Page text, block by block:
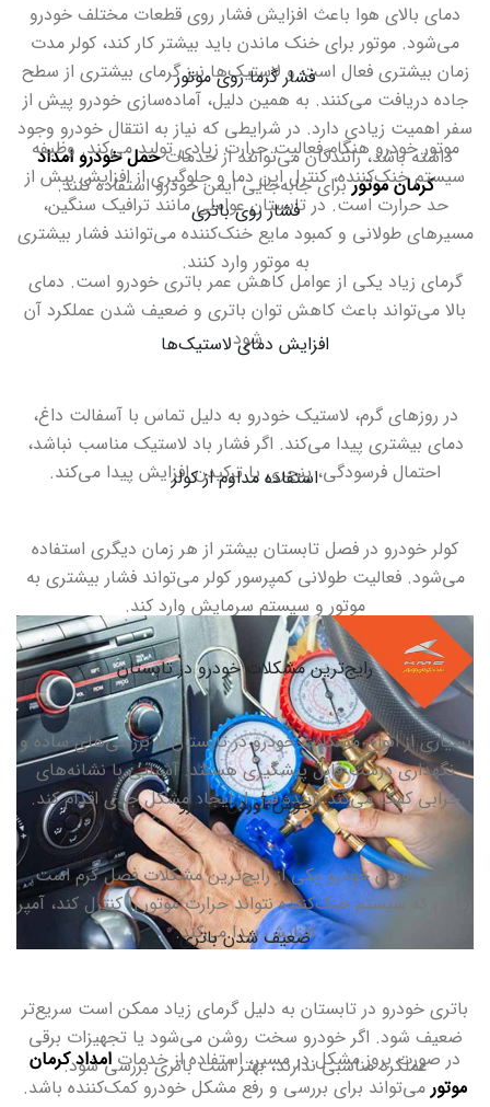
دمای بالای هوا باعث افزایش فشار روی قطعات مختلف خودرو
می‌شود. موتور برای خنک ماندن باید بیشتر کار کند، کولر مدت
زمان بیشتری فعال است و لاستیک‌ها نیز گرمای بیشتری از سطح
جاده دریافت می‌کنند. به همین دلیل، آماده‌سازی خودرو پیش از
سفر اهمیت زیادی دارد. در شرایطی که نیاز به انتقال خودرو وجود
داشته باشد، رانندگان می‌توانند از خدماتحمل خودرو امداد
کرمان موتوربرای جابه‌جایی ایمن خودرو استفاده کنند.
فشار گرما روی موتور
موتور خودرو هنگام فعالیت حرارت زیادی تولید می‌کند. وظیفه
سیستم خنک‌کننده، کنترل این دما و جلوگیری از افزایش بیش از
حد حرارت است.در تابستان عواملی مانند ترافیک سنگین،
مسیرهای طولانی و کمبود مایع خنک‌کننده می‌توانند فشار بیشتری
به موتور وارد کنند.
فشار روی باتری
گرمای زیاد یکی از عوامل کاهش عمر باتری خودرو است. دمای
بالا می‌تواند باعث کاهش توان باتری و ضعیف شدن عملکرد آن
شود.
افزایش دمای لاستیک‌ها
در روزهای گرم، لاستیک خودرو به دلیل تماس با آسفالت داغ،
دمای بیشتری پیدا می‌کند. اگر فشار باد لاستیک مناسب نباشد،
احتمال فرسودگی، پنچری یا ترکیدن افزایش پیدا می‌کند. استفاده مداوم از کولر
کولر خودرو در فصل تابستان بیشتر از هر زمان دیگری استفاده
می‌شود. فعالیت طولانی کمپرسور کولر می‌تواند فشار بیشتری به
موتور و سیستم سرمایش وارد کند.
رایج‌ترین مشکلات خودرو در تابستان
بسیاری از انواع مشکلات خودرو در تابستان با بررسی‌های ساده و
نگهداری درست قابل پیشگیری هستند. آشنایی با نشانه‌های
خرابی کمک می‌کند راننده قبل از ایجاد مشکل جدی اقدام کند. جوش آوردن خودرو
جوش آوردن خودرو یکی از رایج‌ترین مشکلات فصل گرم است.
زمانی که سیستم خنک‌کننده نتواند حرارت موتور را کنترل کند، آمپر
افزایش پیدا می‌کند.ضعیف شدن باتری
باتری خودرو در تابستان به دلیل گرمای زیاد ممکن است سریع‌تر
ضعیف شود. اگر خودرو سخت روشن می‌شود یا تجهیزات برقی
عملکرد مناسبی ندارند، بهتر است باتری بررسی شود. در صورت بروز مشکل در مسیر، استفاده از خدمات امداد کرمان
موتورمی‌تواند برای بررسی و رفع مشکل خودرو کمک‌کننده باشد.